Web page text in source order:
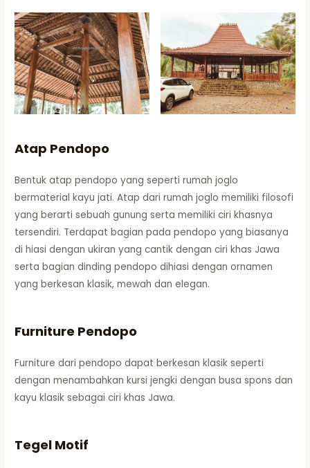
Atap Pendopo
Bentuk atap pendopo yang seperti rumah joglo
bermaterial kayu jati. Atap dari rumah joglo memiliki filosofi
yang berarti sebuah gunung serta memiliki ciri khasnya
tersendiri. Terdapat bagian pada pendopo yang biasanya
di hiasi dengan ukiran yang cantik dengan ciri khas Jawa
serta bagian dinding pendopo dihiasi dengan ornamen
yang berkesan klasik, mewah dan elegan.
Furniture Pendopo
Furniture dari pendopo dapat berkesan klasik seperti
dengan menambahkan kursi jengki dengan busa spons dan
kayu klasik sebagai ciri khas Jawa.
Tegel Motif